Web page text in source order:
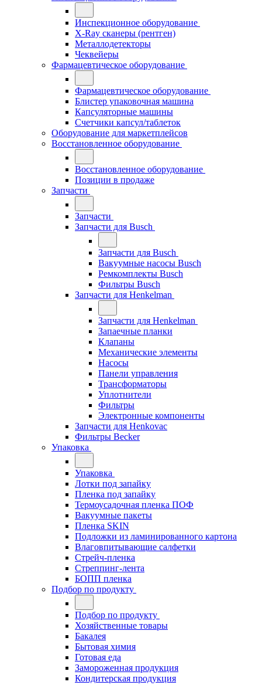
Инспекционное оборудование
X-Ray сканеры (рентген)
Металлодетекторы
Чеквейеры
Фармацевтическое оборудование
Фармацевтическое оборудование
Блистер упаковочная машина
Капсуляторные машины
Счетчики капсул/таблеток
Оборудование для маркетплейсов
Восстановленное оборудование
Восстановленное оборудование
Позиции в продаже
Запчасти
Запчасти
Запчасти для Busch
Запчасти для Busch
Вакуумные насосы Busch
Ремкомплекты Busch
Фильтры Busch
Запчасти для Henkelman
Запчасти для Henkelman
Запаечные планки
Клапаны
Механические элементы
Насосы
Панели управления
Трансформаторы
Уплотнители
Фильтры
Электронные компоненты
Запчасти для Henkovac
Фильтры Becker
Упаковка
Упаковка
Лотки под запайку
Пленка под запайку
Термоусадочная пленка ПОФ
Вакуумные пакеты
Пленка SKIN
Подложки из ламинированного картона
Влаговпитывающие салфетки
Стрейч-пленка
Стреппинг-лента
БОПП пленка
Подбор по продукту
Подбор по продукту
Хозяйственные товары
Бакалея
Бытовая химия
Готовая еда
Замороженная продукция
Кондитерская продукция